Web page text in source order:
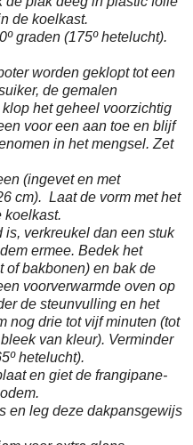
de koelkast.
graden (175º hetelucht).
worden geklopt tot een
de gemalen
het geheel voorzichtig
voor een aan toe en blijf
in het mengsel. Zet
(ingevet en met
cm). Laat de vorm met het
koelkast.
is, verkreukel dan een stuk
ermee. Bedek het
of bakbonen) en bak de
voorverwarmde oven op
de steunvulling en het
nog drie tot vijf minuten (tot
van kleur). Verminder
hetelucht).
en giet de frangipane-
en leg deze dakpansgewijs